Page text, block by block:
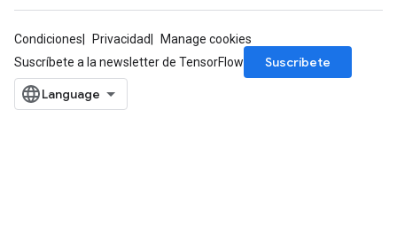
Condiciones Privacidad
Manage cookies
Suscríbete a la newsletter de TensorFlow
Suscríbete